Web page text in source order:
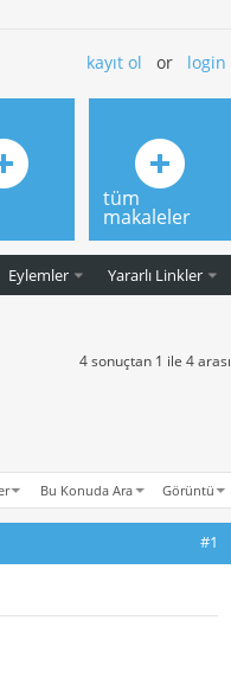
kayıt ol or login
Eylemler Yararlı Linkler
tüm
makaleler
4 sonuçtan 1 ile 4 arası
Bu Konuda Ara Görüntü
#1